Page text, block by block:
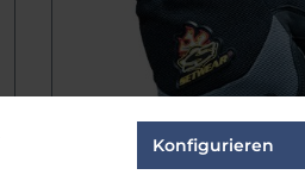
Konfigurieren